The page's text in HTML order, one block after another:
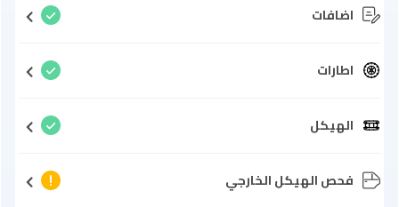
اضافات
اطارات
الهيكل
فحص الهيكل الخارجي